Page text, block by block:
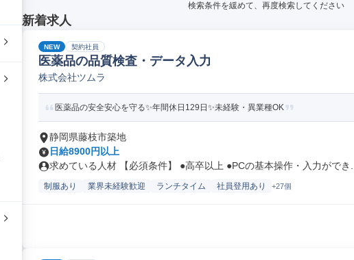
検索条件を緩めて、再度検索してください
新着求人
NEW 契約社員
医薬品の品質検査・データ入力
株式会社ツムラ
医薬品の安全安心を守る✨年間休日129日✨未経験・異業種OK
静岡県藤枝市築地
日給8900円以上
求めている人材 【必須条件】 ●高卒以上 ●PCの基本操作・入力ができ...
制服あり 業界未経験歓迎 ランチタイム 社員登用あり +27個